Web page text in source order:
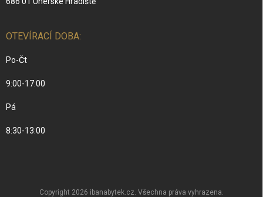
OTEVÍRACÍ DOBA:
Po-Čt
9:00-17:00
Pá
8:30-13:00
Copyright 2026 ibanabytek.cz. Všechna práva vyhrazena.